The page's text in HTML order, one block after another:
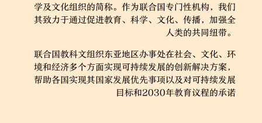
学及文化组织的简称。作为联合国专门性机构，我们
其致力于通过促进教育、科学、文化、传播，加强全
人类的共同纽带。
联合国教科文组织东亚地区办事处在社会、文化、环
境和经济多个方面实现可持续发展的创新解决方案，
帮助各国实现其国家发展优先事项以及对可持续发展
目标和2030年教育议程的承诺